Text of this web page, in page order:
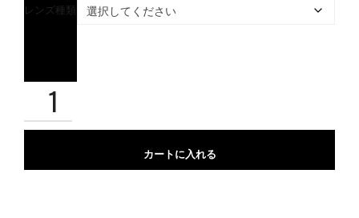
レンズ種類
カートに入れる